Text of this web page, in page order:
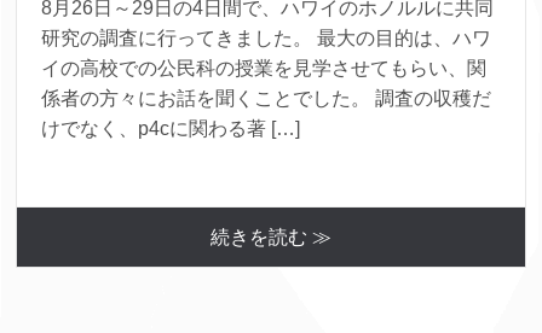
8月26日～29日の4日間で、ハワイのホノルルに共同
研究の調査に行ってきました。 最大の目的は、ハワ
イの高校での公民科の授業を見学させてもらい、関
係者の方々にお話を聞くことでした。 調査の収穫だ
けでなく、p4cに関わる著 […]
続きを読む ≫